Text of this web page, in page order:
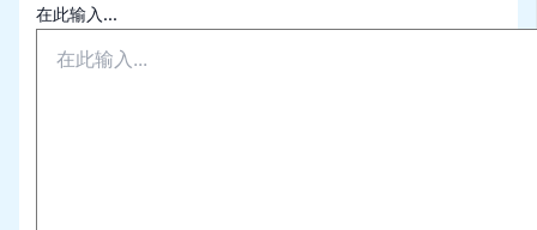
在此输入...